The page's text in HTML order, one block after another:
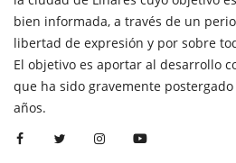
bien informada, a través de un
libertad de expresión y por sobre
El objetivo es aportar al desarrollo
que ha sido gravemente
años.